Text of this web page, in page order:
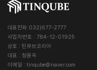
대표전화 032)677-2777
사업자번호 : 784-12-01925
상호 : 틴큐브코리아
대표 : 정용국
이메일 : tinqube@naver.com